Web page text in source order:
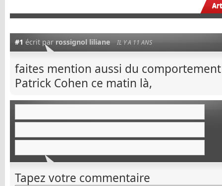
#1 écrit par rossignol liliane IL Y A 11 ANS
faites mention aussi du
Patrick Cohen ce matin là,
Tapez votre commentaire